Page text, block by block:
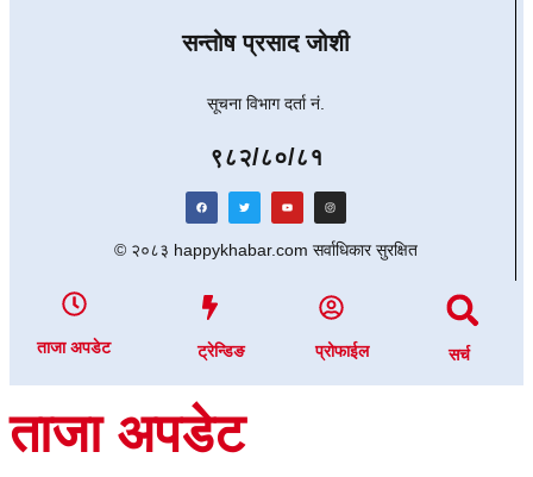
सन्तोष प्रसाद जोशी
सूचना विभाग दर्ता नं.
९८२/८०/८१
© २०८३ happykhabar.com सर्वाधिकार सुरक्षित
ताजा अपडेट ट्रेन्डिङ प्रोफाईल सर्च
ताजा अपडेट